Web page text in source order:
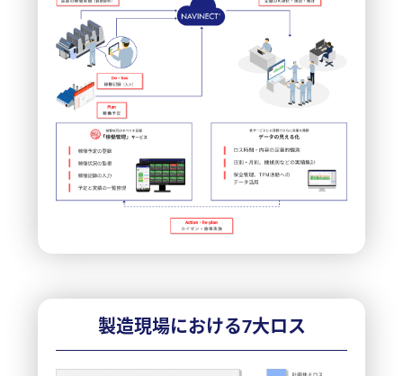
製造現場における7大ロス